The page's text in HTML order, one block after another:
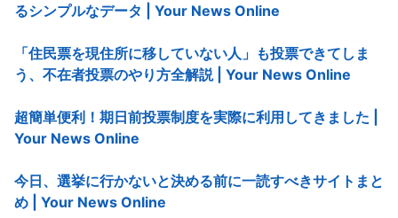
るシンプルなデータ | Your News Online
「住民票を現住所に移していない人」も投票できてしま
う、不在者投票のやり方全解説 | Your News Online
超簡単便利！期日前投票制度を実際に利用してきました |
Your News Online
今日、選挙に行かないと決める前に一読すべきサイトまと
め | Your News Online